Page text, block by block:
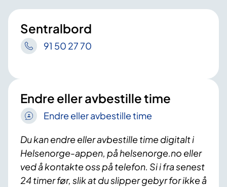
Sentralbord
91 50 27 70
Endre eller avbestille time
Endre eller avbestille time
Du kan endre eller avbestille time digitalt i
Helsenorge-appen, på helsenorge.no eller
ved å kontakte oss på telefon. Si i fra senest
24 timer før, slik at du slipper gebyr for ikke å